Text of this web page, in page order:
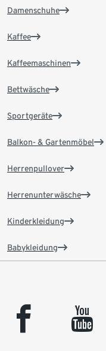
Damenschuhe
Kaffee
Kaffeemaschinen
Bettwäsche
Sportgeräte
Balkon- & Gartenmöbel
Herrenpullover
Herrenunterwäsche
Kinderkleidung
Babykleidung
facebook youtube